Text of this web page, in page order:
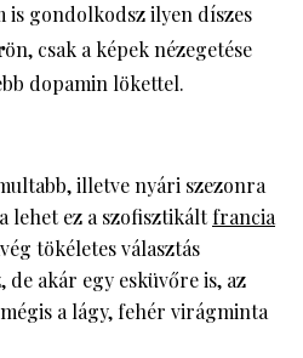
is gondolkodsz ilyen díszes
ön, csak a képek nézegetése
dopamin lökettel.
illetve nyári szezonra
lehet ez a szofisztikáltfrancia
tökéletes választás
akár egy esküvőre is, az
a lágy, fehér virágminta